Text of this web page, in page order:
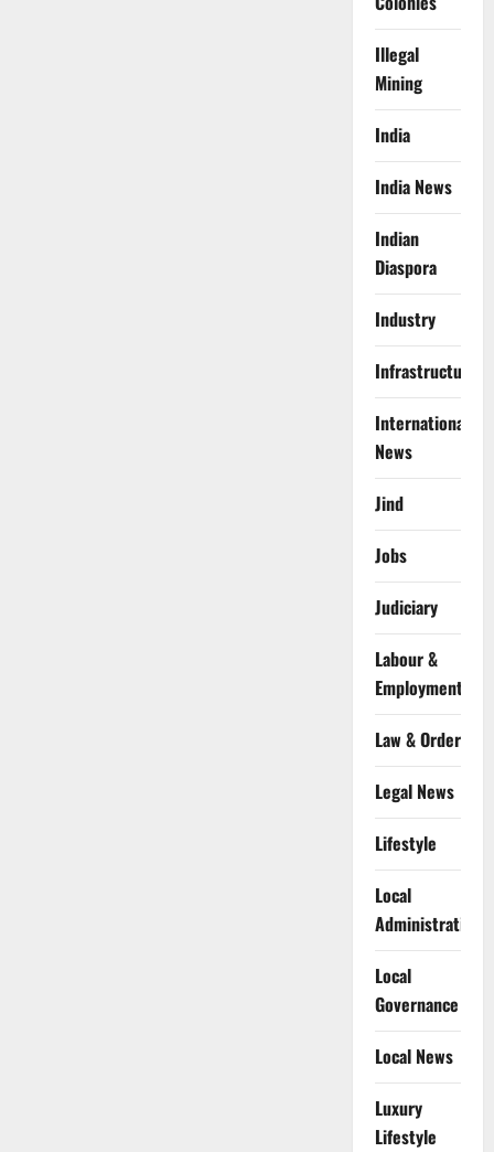
Illegal
Mining
India
India News
Indian
Diaspora
Industry
Infrastructure
International
News
Jind
Jobs
Judiciary
Labour &
Employment
Law & Order
Legal News
Lifestyle
Local
Administration
Local
Governance
Local News
Luxury
Lifestyle